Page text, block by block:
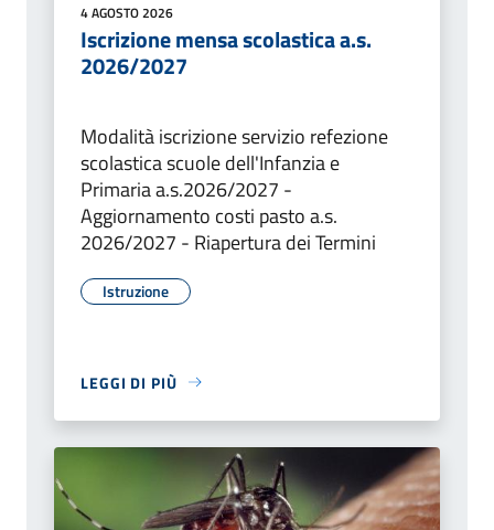
4 AGOSTO 2026
Iscrizione mensa scolastica a.s.
2026/2027
Modalità iscrizione servizio refezione
scolastica scuole dell'Infanzia e
Primaria a.s.2026/2027 -
Aggiornamento costi pasto a.s.
2026/2027 - Riapertura dei Termini
Istruzione
LEGGI DI PIÙ